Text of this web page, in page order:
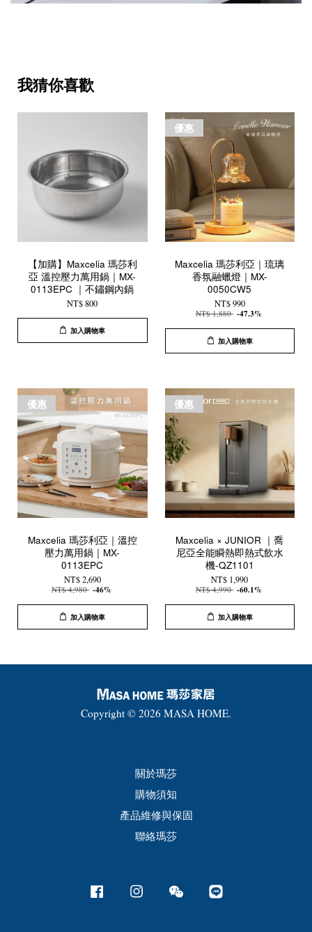
我猜你喜歡
【加購】Maxcelia 瑪莎利
亞 溫控壓力萬用鍋｜MX-
0113EPC ｜不鏽鋼內鍋
NT$ 800
加入購物車
優惠
Maxcelia 瑪莎利亞｜琉璃
香氛融蠟燈｜MX-
0050CW5
NT$ 990
NT$ 1,880 -47.3%
加入購物車
優惠
Maxcelia 瑪莎利亞｜溫控
壓力萬用鍋｜MX-
0113EPC
NT$ 2,690
NT$ 4,980 -46%
加入購物車
優惠
Maxcelia × JUNIOR ｜喬
尼亞全能瞬熱即熱式飲水
機-QZ1101
NT$ 1,990
NT$ 4,990 -60.1%
加入購物車
Copyright © 2026 MASA HOME.
關於瑪莎
購物須知
產品維修與保固
聯絡瑪莎
Facebook Instagram Wechat